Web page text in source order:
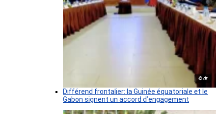
© dr
Différend frontalier: la Guinée équatoriale et le
Gabon signent un accord d’engagement